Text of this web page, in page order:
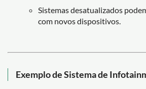
Sistemas desatualizados
com novos dispositivos.
Exemplo de Sistema de